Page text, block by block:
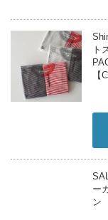
ト
【
ー
ン